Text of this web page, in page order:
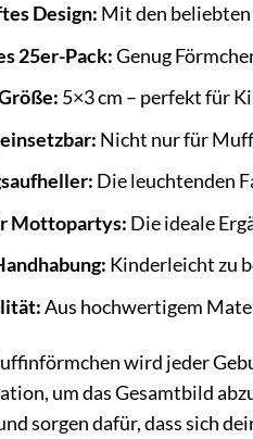
Design: Mit den
25er-Pack:Genug
5×3 cm – perfekt für
Nicht nur für
Die leuchtenden
Mottopartys: Die ideale
Kinderleicht zu
Aus hochwertigem
wird jeder
um das Gesamtbild
sorgen dafür, dass sich